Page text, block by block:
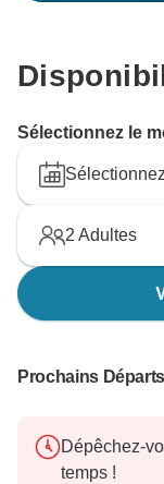
Sélectionnez le
2 Adultes
Prochains Départs
Dépêchez-
temps !